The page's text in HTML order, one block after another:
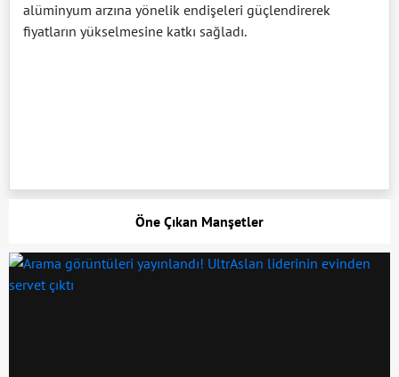
alüminyum arzına yönelik endişeleri güçlendirerek
fiyatların yükselmesine katkı sağladı.
Öne Çıkan Manşetler